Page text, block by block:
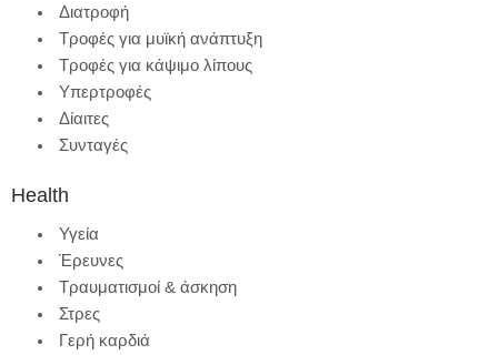
Διατροφή
Τροφές για μυϊκή ανάπτυξη
Τροφές για κάψιμο λίπους
Υπερτροφές
Δίαιτες
Συνταγές
Health
Υγεία
Έρευνες
Τραυματισμοί & άσκηση
Στρες
Γερή καρδιά